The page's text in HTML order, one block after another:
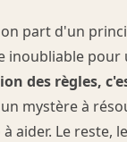
part d'un
inoubliable pour
des règles,
mystère à
aider. Le reste,